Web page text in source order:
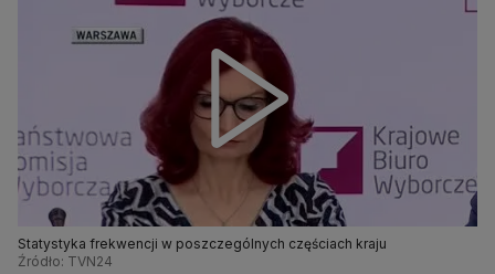
Statystyka frekwencji w poszczególnych częściach kraju
Źródło: TVN24